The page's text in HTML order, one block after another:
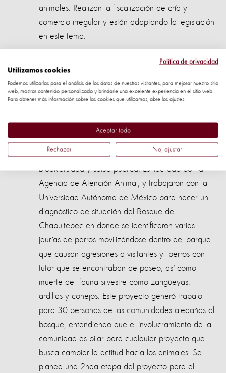
animales. Realizan la fiscalización de cría y
comercio irregular y están adaptando la legislación
en este tema.
Invitados al taller virtual y libro digital:Porto Alegre,
Brasil y Jiundaí, Brasil
Conflicto con vida silvestre y animales de producción:
tiene un proyecto de
Manejo integral de conflictos
con poblaciones animales que habitan áreas
naturales de la ciudad, por su amenaza a la
biodiversidad y salud pública. Es liderado por la
Agencia de Atención Animal, y trabajaron con la
Universidad Autónoma de México para hacer un
diagnóstico de situación del Bosque de
Chapultepec en donde se identificaron varias
jaurías de perros movilizándose dentro del parque
que causan agresiones a visitantes y perros con
tutor que se encontraban de paseo, así como
muerte de fauna silvestre como zarigüeyas,
ardillas y conejos.
Este proyecto generó trabajo
para 30 personas de las comunidades aledañas al
bosque, entendiendo que el involucramiento de la
comunidad es pilar para cualquier proyecto que
busca cambiar la actitud hacia los animales. Se
planea una 2nda etapa del proyecto para el
Política de privacidad
Utilizamos cookies
Podemos utilizarlas para el análisis de los datos de nuestros visitantes, para mejorar nuestro sitio
web, mostrar contenido personalizado y brindarle una excelente experiencia en el sitio web.
Para obtener más información sobre las cookies que utilizamos, abre los ajustes.
Aceptar todo
Rechazar No, ajustar